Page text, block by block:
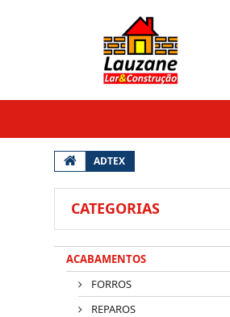
ADTEX
CATEGORIAS
ACABAMENTOS
FORROS
REPAROS